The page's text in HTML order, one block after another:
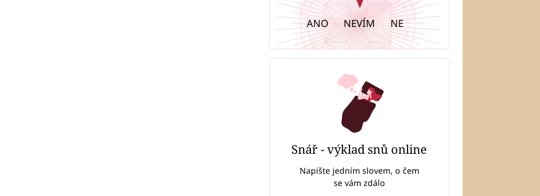
ANO NEVÍM NE
Snář - výklad snů online
Napište jedním slovem, o čem
se vám zdálo